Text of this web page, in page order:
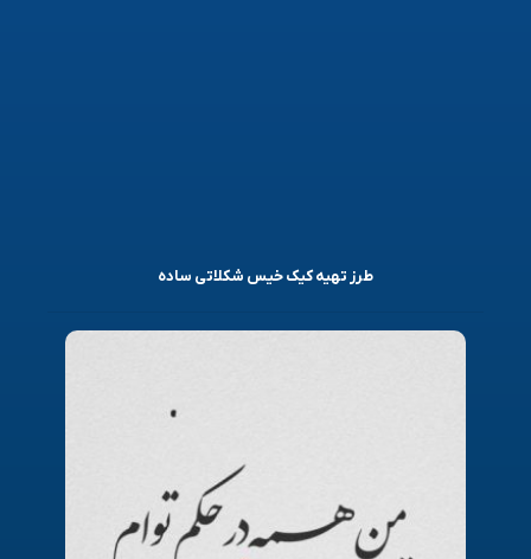
طرز تهیه کیک خیس شکلاتی ساده